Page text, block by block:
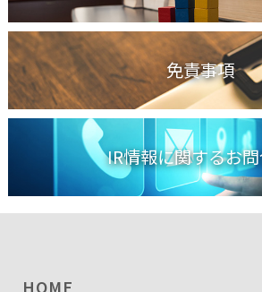
免責事項
IR情報に関するお
HOME